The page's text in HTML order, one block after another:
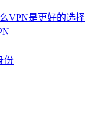
VPN是更好的选择
份